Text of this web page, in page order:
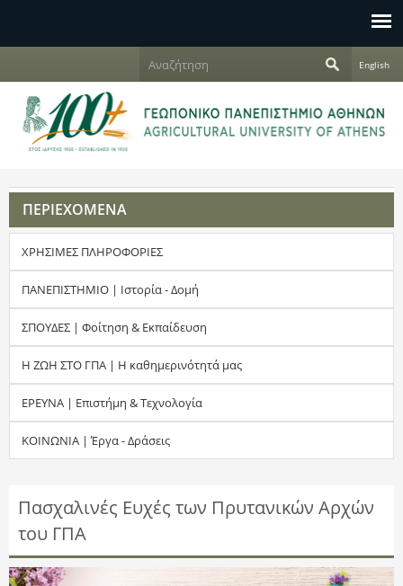
Φ
ό
μ
α
α
ν
α
ζ
ή
τ
σ
ζ
ή
τ
η
English
ΠΕΡΙΕΧΟΜΕΝΑ
ΧΡΗΣΙΜΕΣ ΠΛΗΡΟΦΟΡΙΕΣ
ΠΑΝΕΠΙΣΤΗΜΙΟ | Ιστορία - Δομή
ΣΠΟΥΔΕΣ | Φοίτηση & Εκπαίδευση
Η ΖΩΗ ΣΤΟ ΓΠΑ | Η καθημερινότητά μας
ΕΡΕΥΝΑ | Επιστήμη & Τεχνολογία
ΚΟΙΝΩΝΙΑ | Έργα - Δράσεις
Πασχαλινές Ευχές των Πρυτανικών Αρχών
του ΓΠΑ